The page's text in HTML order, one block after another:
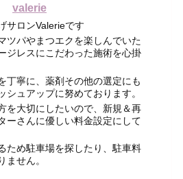
valerie
サロンValerieです
ツパやまつエクを楽しんでいた
ジレスにこだわった施術を心掛
丁寧に、薬剤その他の選定にも
シュアップに努めております。
を大切にしたいので、新規＆再
ーさんに優しい料金設定にして
ため駐車場を探したり、駐車料
ません。